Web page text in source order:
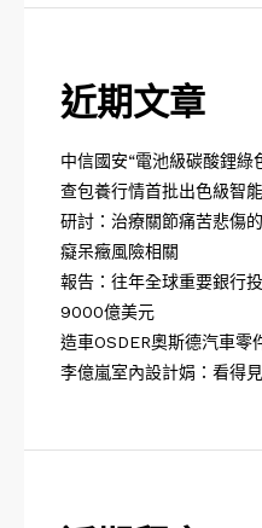
近期文章
中信國安“電池級碳酸鋰綠
查包養行情首批出色級智
研討：治療關節痛苦悲傷
癡呆癥風險相關
報告：往年全球重要銀行
9000億美元
造車OSDER奧斯德汽車零
李億嵐室內設計娟：看得